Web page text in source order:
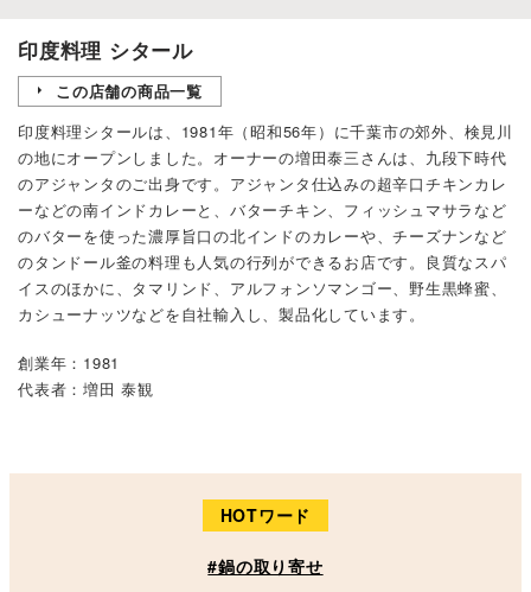
印度料理 シタール
この店舗の商品一覧
印度料理シタールは、1981年（昭和56年）に千葉市の郊外、検見川
の地にオープンしました。オーナーの増田泰三さんは、九段下時代
のアジャンタのご出身です。アジャンタ仕込みの超辛口チキンカレ
ーなどの南インドカレーと、バターチキン、フィッシュマサラなど
のバターを使った濃厚旨口の北インドのカレーや、チーズナンなど
のタンドール釜の料理も人気の行列ができるお店です。良質なスパ
イスのほかに、タマリンド、アルフォンソマンゴー、野生黒蜂蜜、
カシューナッツなどを自社輸入し、製品化しています。
創業年：1981
代表者：増田 泰観
HOTワード
#鍋の取り寄せ